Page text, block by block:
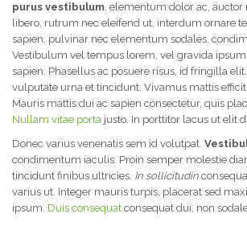
purus vestibulum, elementum dolor ac, auctor
libero, rutrum nec eleifend ut, interdum ornare
sapien, pulvinar nec elementum sodales,
Vestibulum vel tempus lorem, vel gravida ipsum.
sapien. Phasellus ac posuere risus, id fringilla
vulputate urna et tincidunt. Vivamus mattis
Mauris mattis dui ac sapien consectetur, quis
Nullam vitae porta justo. In porttitor lacus ut elit
Donec varius venenatis sem id volutpat.
condimentum iaculis. Proin semper molestie
tincidunt finibus ultricies. In sollicitudin
varius ut. Integer mauris turpis, placerat sed
ipsum. Duis consequat consequat dui, non